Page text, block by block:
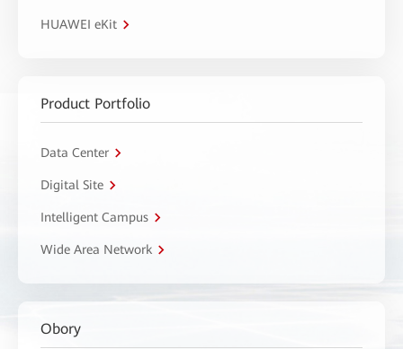
HUAWEI eKit
Product Portfolio
Data Center
Digital Site
Intelligent Campus
Wide Area Network
Obory